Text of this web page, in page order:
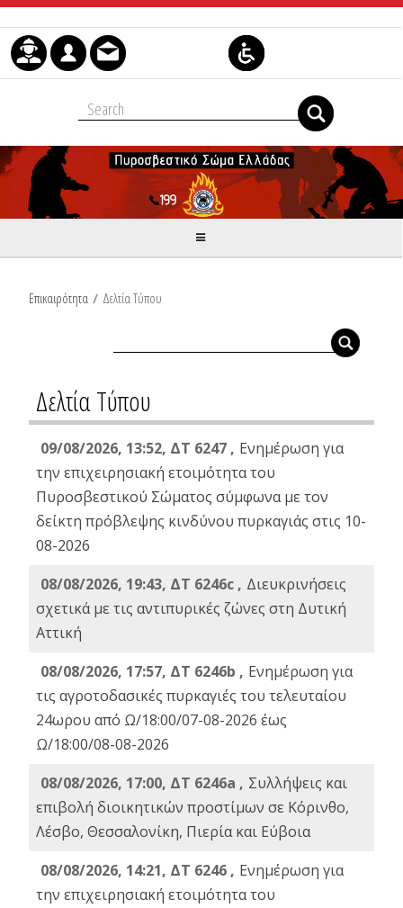
Μετάβαση στο περιεχόμενο
Επικαιρότητα / Δελτία Τύπου
Δελτία Τύπου
09/08/2026, 13:52, ΔΤ 6247 , Ενημέρωση για
την επιχειρησιακή ετοιμότητα του
Πυροσβεστικού Σώματος σύμφωνα με τον
δείκτη πρόβλεψης κινδύνου πυρκαγιάς στις 10-
08-2026
08/08/2026, 19:43, ΔT 6246c , Διευκρινήσεις
σχετικά με τις αντιπυρικές ζώνες στη Δυτική
Αττική
08/08/2026, 17:57, ΔΤ 6246b , Ενημέρωση για
τις αγροτοδασικές πυρκαγιές του τελευταίου
24ωρου από Ω/18:00/07-08-2026 έως
Ω/18:00/08-08-2026
08/08/2026, 17:00, ΔΤ 6246a , Συλλήψεις και
επιβολή διοικητικών προστίμων σε Κόρινθο,
Λέσβο, Θεσσαλονίκη, Πιερία και Εύβοια
08/08/2026, 14:21, ΔΤ 6246 , Ενημέρωση για
την επιχειρησιακή ετοιμότητα του